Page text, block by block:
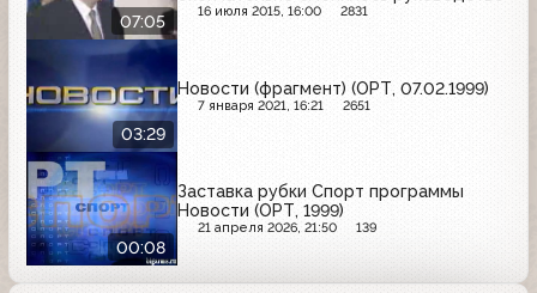
07:05
16 июля 2015, 16:00 2831
03:29
Новости (фрагмент) (ОРТ, 07.02.1999)
7 января 2021, 16:21 2651
00:08
Заставка рубки Спорт программы
Новости (ОРТ, 1999)
21 апреля 2026, 21:50 139